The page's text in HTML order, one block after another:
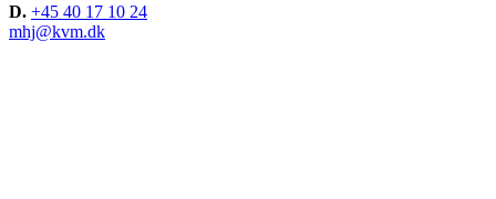
D. +45 40 17 10 24
mhj@kvm.dk